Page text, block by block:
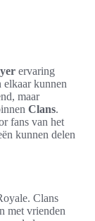
ervaring
elkaar kunnen
maar
Clans.
fans van het
kunnen delen
Clans
met vrienden